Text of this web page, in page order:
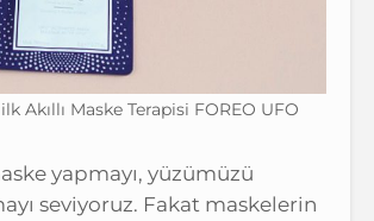
Akıllı Maske Terapisi FOREO UFO
yapmayı, yüzümüzü
seviyoruz. Fakat maskelerin